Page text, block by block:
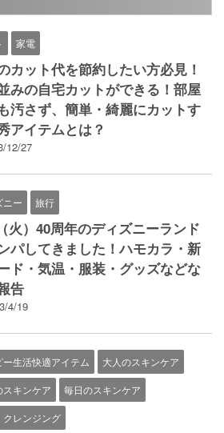
家電
カット代を節約したい方必見！
みの自宅カットができる！部屋
汚さず、簡単・綺麗にカットす
アイテムとは？
12/27
ニー 旅行
火）40周年のディズニーランド
パしてきました！ハモカラ・新
ド・気温・服装・グッズなどな
告
4/19
ー生活快適アイテム 大人のスキンケア
スキンケア 毎日のスキンケア
クレンジング